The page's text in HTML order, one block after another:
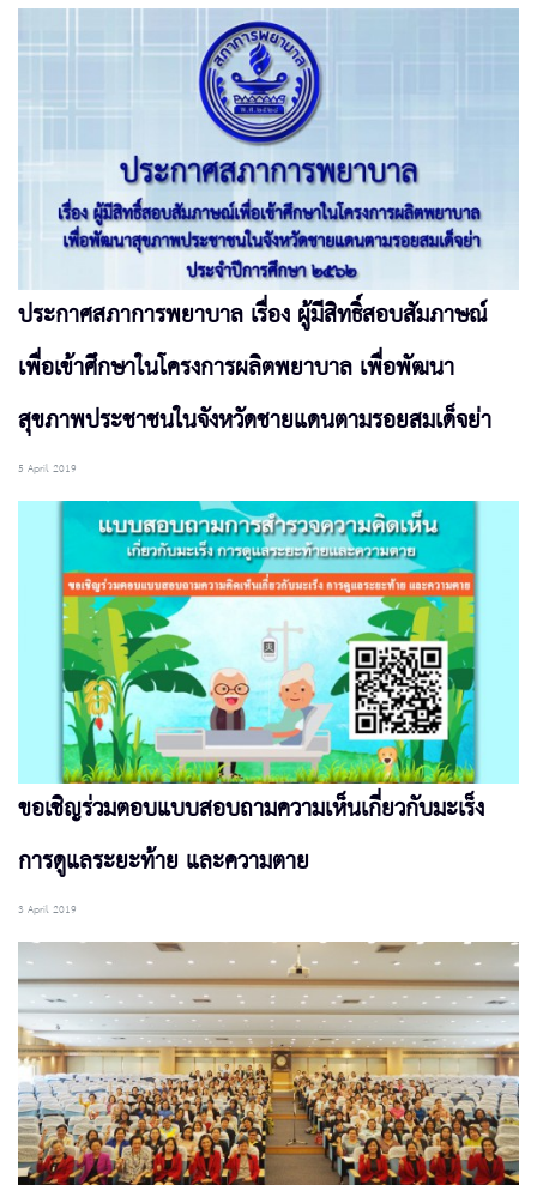
ประกาศสภาการพยาบาล เรื่อง ผู้มีสิทธิ์สอบสัมภาษณ์
เพื่อเข้าศึกษาในโครงการผลิตพยาบาล เพื่อพัฒนา
สุขภาพประชาชนในจังหวัดชายแดนตามรอยสมเด็จย่า
5 April 2019
ขอเชิญร่วมตอบแบบสอบถามความเห็นเกี่ยวกับมะเร็ง
การดูแลระยะท้าย และความตาย
3 April 2019